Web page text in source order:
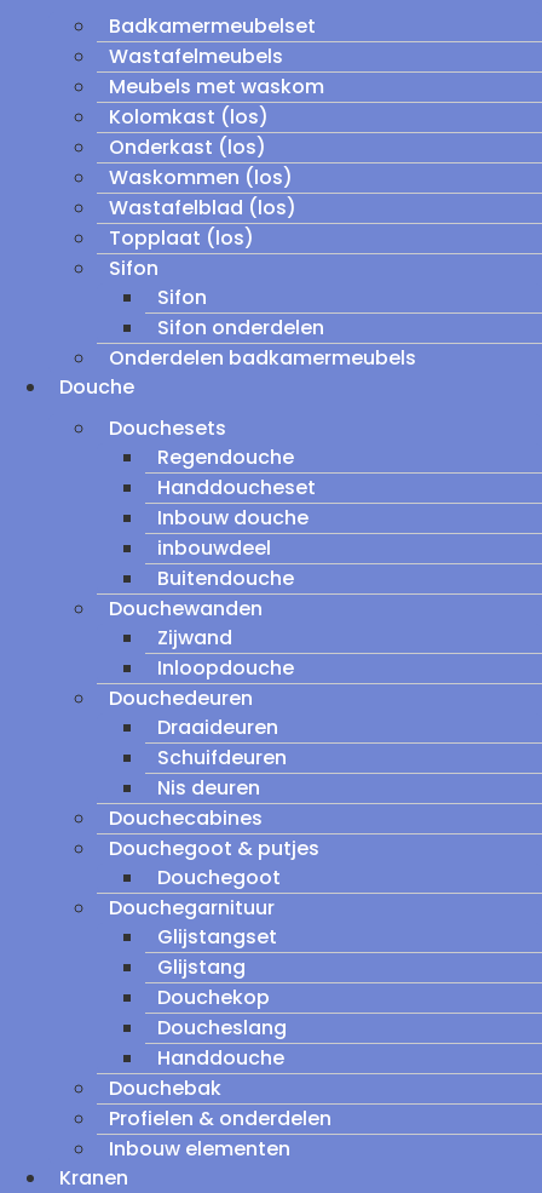
Badkamermeubelset
Wastafelmeubels
Meubels met waskom
Kolomkast (los)
Onderkast (los)
Waskommen (los)
Wastafelblad (los)
Topplaat (los)
Sifon
Sifon
Sifon onderdelen
Onderdelen badkamermeubels
Douche
Douchesets
Regendouche
Handdoucheset
Inbouw douche
inbouwdeel
Buitendouche
Douchewanden
Zijwand
Inloopdouche
Douchedeuren
Draaideuren
Schuifdeuren
Nis deuren
Douchecabines
Douchegoot & putjes
Douchegoot
Douchegarnituur
Glijstangset
Glijstang
Douchekop
Doucheslang
Handdouche
Douchebak
Profielen & onderdelen
Inbouw elementen
Kranen